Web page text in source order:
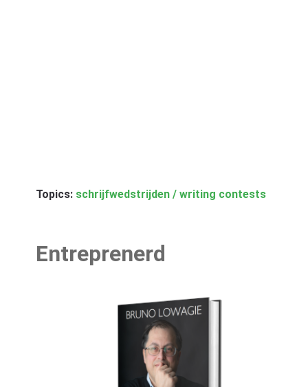
Topics: schrijfwedstrijden / writing contests
Entreprenerd